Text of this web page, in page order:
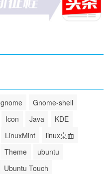
gnome
Gnome-shell
Icon Java
KDE
LinuxMint
linux桌面
Theme
ubuntu
Ubuntu Touch